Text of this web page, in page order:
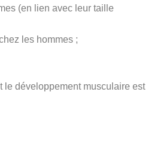
(en lien avec leur taille
les hommes ;
le développement musculaire est